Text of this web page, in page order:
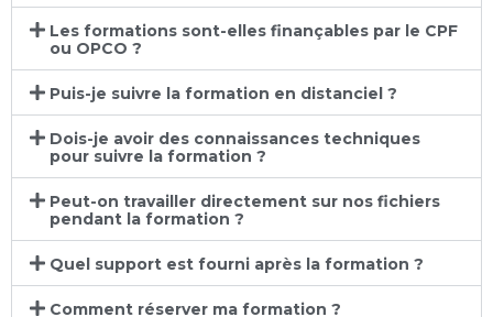
Les formations sont-elles finançables par le CPF
ou OPCO ?
Puis-je suivre la formation en distanciel ?
Dois-je avoir des connaissances techniques
pour suivre la formation ?
Peut-on travailler directement sur nos fichiers
pendant la formation ?
Quel support est fourni après la formation ?
Comment réserver ma formation ?